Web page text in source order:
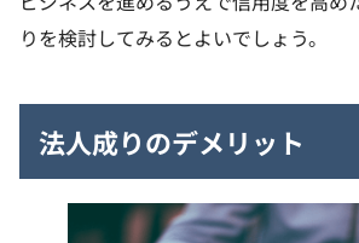
りを検討してみるとよいでしょう。
法人成りのデメリット